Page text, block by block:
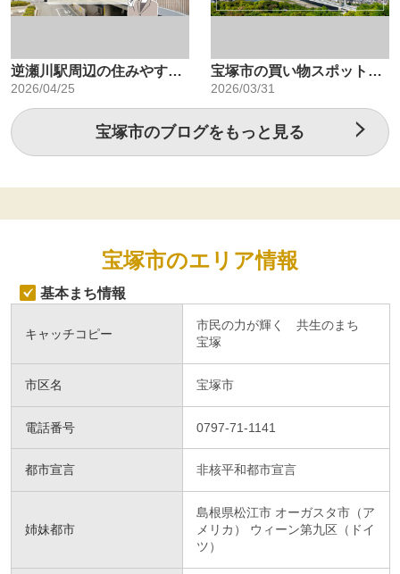
逆瀬川駅周辺の住みやすさ！都心へ約30分、利便性が高い高級住宅街
2026/04/25
宝塚市の買い物スポットと市立学校を詳しくご紹介！宝塚市で新生活を始めよう
2026/03/31
宝塚市のブログをもっと見る
宝塚市のエリア情報
基本まち情報
キャッチコピー
市民の力が輝く 共生のまち
宝塚
市区名 宝塚市
電話番号 0797-71-1141
都市宣言 非核平和都市宣言
姉妹都市
島根県松江市 オーガスタ市（ア
メリカ） ウィーン第九区（ドイ
ツ）